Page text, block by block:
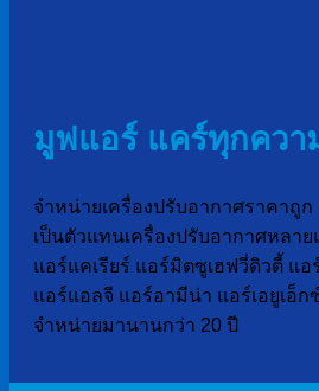
มูฟแอร์ แคร์ทุกควา
จำหน่ายเครื่องปรับอากาศราคาถู
เป็นตัวแทนเครื่องปรับอากาศหลา
แอร์แคเรียร์ แอร์มิตซูเฮฟวี่ดิวตี้ แอ
แอร์แอลจี แอร์อามีน่า แอร์เอยูเอ็ก
จำหน่ายมานานกว่า 20 ปี